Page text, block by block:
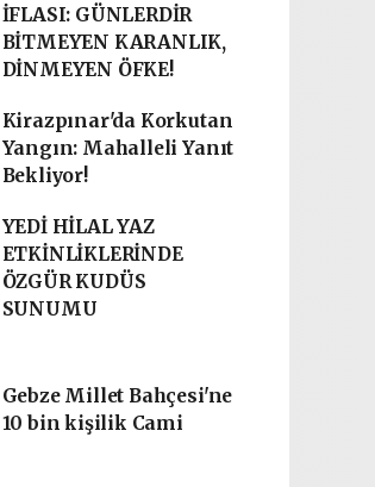
İFLASI: GÜNLERDİR
BİTMEYEN KARANLIK,
DİNMEYEN ÖFKE!
Kirazpınar'da Korkutan
Yangın: Mahalleli Yanıt
Bekliyor!
YEDİ HİLAL YAZ
ETKİNLİKLERİNDE
ÖZGÜR KUDÜS
SUNUMU
Gebze Millet Bahçesi'ne
10 bin kişilik Cami